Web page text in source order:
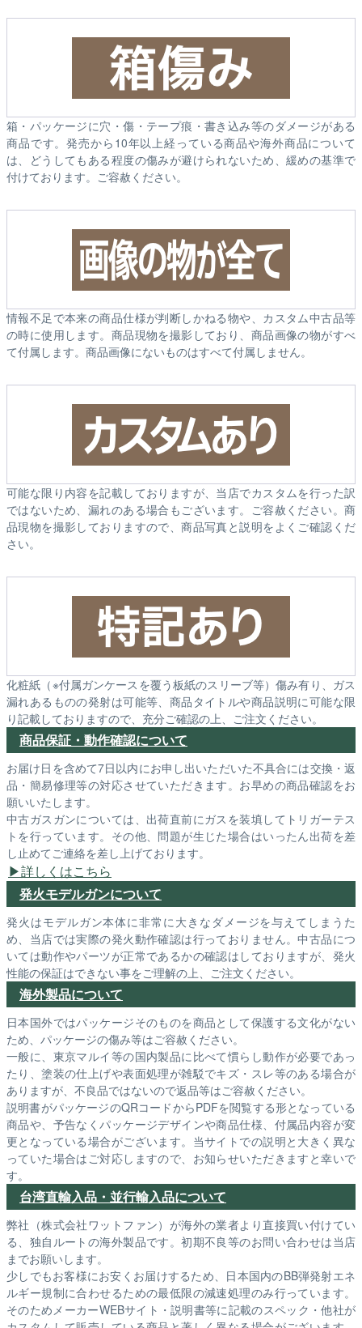
箱・パッケージに穴・傷・テープ痕・書き込み等のダメージがある
商品です。発売から10年以上経っている商品や海外商品について
は、どうしてもある程度の傷みが避けられないため、緩めの基準で
付けております。ご容赦ください。
情報不足で本来の商品仕様が判断しかねる物や、カスタム中古品等
の時に使用します。商品現物を撮影しており、商品画像の物がすべ
て付属します。商品画像にないものはすべて付属しません。
可能な限り内容を記載しておりますが、当店でカスタムを行った訳
ではないため、漏れのある場合もございます。ご容赦ください。商
品現物を撮影しておりますので、商品写真と説明をよくご確認くだ
さい。
化粧紙（※付属ガンケースを覆う板紙のスリーブ等）傷み有り、ガス
漏れあるものの発射は可能等、商品タイトルや商品説明に可能な限
り記載しておりますので、充分ご確認の上、ご注文ください。
商品保証・動作確認について
お届け日を含めて7日以内にお申し出いただいた不具合には交換・返
品・簡易修理等の対応させていただきます。お早めの商品確認をお
願いいたします。
中古ガスガンについては、出荷直前にガスを装填してトリガーテス
トを行っています。その他、問題が生じた場合はいったん出荷を差
し止めてご連絡を差し上げております。
詳しくはこちら
発火モデルガンについて
発火はモデルガン本体に非常に大きなダメージを与えてしまうた
め、当店では実際の発火動作確認は行っておりません。中古品につ
いては動作やパーツが正常であるかの確認はしておりますが、発火
性能の保証はできない事をご理解の上、ご注文ください。
海外製品について
日本国外ではパッケージそのものを商品として保護する文化がない
ため、パッケージの傷み等はご容赦ください。
一般に、東京マルイ等の国内製品に比べて慣らし動作が必要であっ
たり、塗装の仕上げや表面処理が雑駁でキズ・スレ等のある場合が
ありますが、不良品ではないので返品等はご容赦ください。
説明書がパッケージのQRコードからPDFを閲覧する形となっている
商品や、予告なくパッケージデザインや商品仕様、付属品内容が変
更となっている場合がございます。当サイトでの説明と大きく異な
っていた場合はご対応しますので、お知らせいただきますと幸いで
す。
台湾直輸入品・並行輸入品について
弊社（株式会社ワットファン）が海外の業者より直接買い付けてい
る、独自ルートの海外製品です。初期不良等のお問い合わせは当店
までお願いします。
少しでもお客様にお安くお届けするため、日本国内のBB弾発射エネ
ルギー規制に合わせるための最低限の減速処理のみ行っています。
そのためメーカーWEBサイト・説明書等に記載のスペック・他社が